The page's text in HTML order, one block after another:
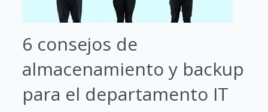
6 consejos de
almacenamiento y backup
para el departamento IT